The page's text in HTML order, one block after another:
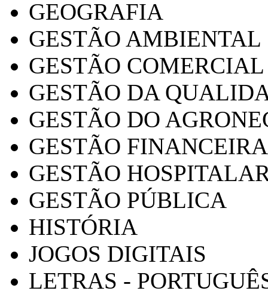
GEOGRAFIA
GESTÃO AMBIENTAL
GESTÃO COMERCIAL
GESTÃO DA
GESTÃO DO
GESTÃO FINANCEIRA
GESTÃO
GESTÃO PÚBLICA
HISTÓRIA
JOGOS DIGITAIS
LETRAS -